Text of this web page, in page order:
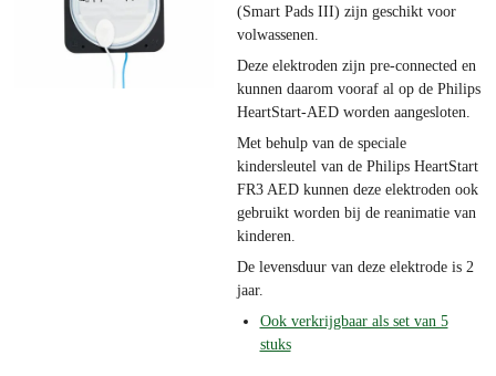
(Smart Pads III) zijn geschikt voor
volwassenen.
Deze elektroden zijn pre-connected en
kunnen daarom vooraf al op de Philips
HeartStart-AED worden aangesloten.
Met behulp van de speciale
kindersleutel van de Philips HeartStart
FR3 AED kunnen deze elektroden ook
gebruikt worden bij de reanimatie van
kinderen.
De levensduur van deze elektrode is 2
jaar.
Ook verkrijgbaar als set van 5
stuks